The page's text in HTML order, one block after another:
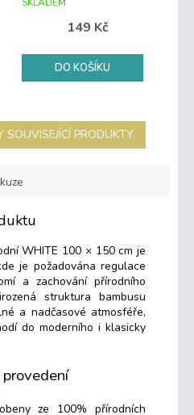
149 Kč
DO KOŠÍKU
PRODUKTY
WHITE 100 × 150 cm je
je požadována regulace
a zachování přírodního
struktura bambusu
a nadčasové atmosféře,
do moderního i klasicky
ze 100% přírodních